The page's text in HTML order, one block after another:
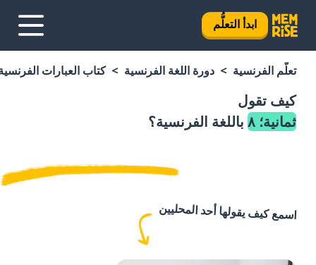
ابدأ التعلُّم
تعلَّم الفرنسية دورة اللغة الفرنسية كتاب العبارات
كيف تقول
ثمانية؛ ٨
باللغة الفرنسية؟
اسمع كيف يقولها أحد المحليين